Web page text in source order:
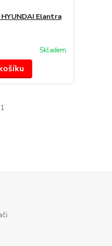
Elantra
Skladem